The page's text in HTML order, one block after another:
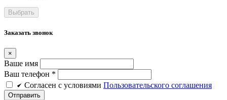
Заказать звонок
×
Ваше имя
Ваш телефон *
Cогласен c условиями Пользовательского соглашения